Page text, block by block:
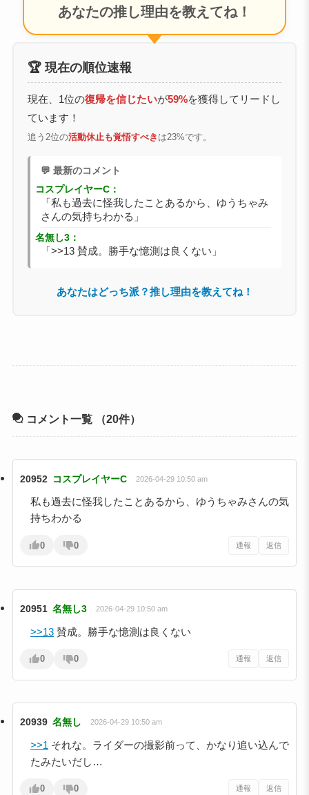
あなたの推し理由を教えてね！
🏆 現在の順位速報
現在、1位の復帰を信じたいが59%を獲得してリードし
ています！
追う2位の活動休止も覚悟すべき は23%です。
💬 最新のコメント
コスプレイヤーC：
「私も過去に怪我したことあるから、ゆうちゃみ
さんの気持ちわかる」
名無し3：
「>>13 賛成。勝手な憶測は良くない」
あなたはどっち派？推し理由を教えてね！
コメント一覧 （20件）
20952 コスプレイヤーC 2026-04-29 10:50 am
私も過去に怪我したことあるから、ゆうちゃみさんの気
持ちわかる
0 0 通報 返信
20951 名無し3 2026-04-29 10:50 am
>>13賛成。勝手な憶測は良くない
0 0 通報 返信
20939 名無し 2026-04-29 10:50 am
>>1 それな。ライダーの撮影前って、かなり追い込んで
たみたいだし…
0 0 通報 返信